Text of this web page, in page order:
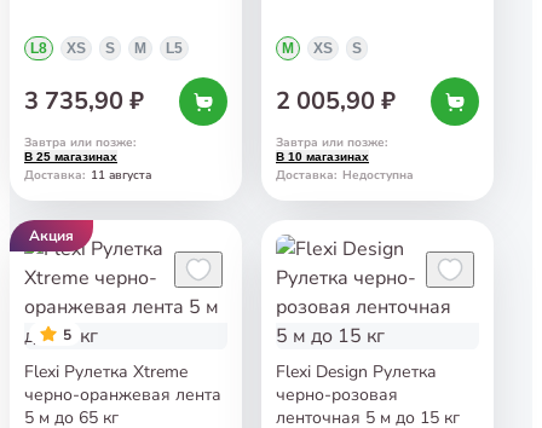
L8 XS S M L5
3 735,90 ₽
Завтра или позже:
В 25 магазинах
Доставка: 11 августа
M XS S
2 005,90 ₽
Завтра или позже:
В 10 магазинах
Доставка: Недоступна
Акция
5
Flexi Рулетка Xtreme
черно-оранжевая лента
5 м до 65 кг
Flexi Design Рулетка
черно-розовая
ленточная 5 м до 15 кг